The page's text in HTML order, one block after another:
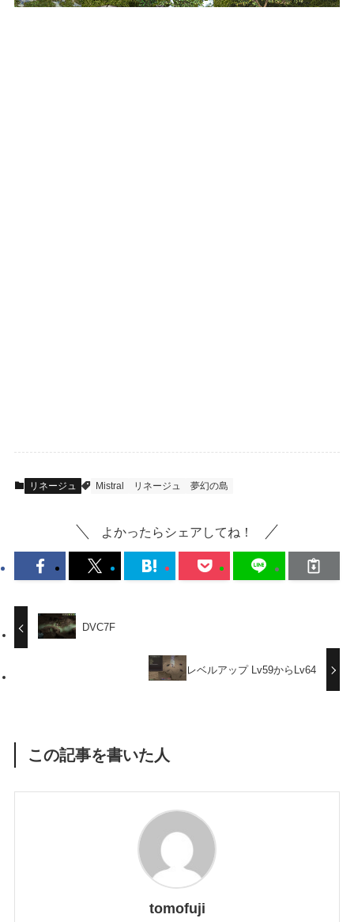
リネージュ Mistral リネージュ 夢幻の島
よかったらシェアしてね！
DVC7F
レベルアップ Lv59からLv64
この記事を書いた人
tomofuji